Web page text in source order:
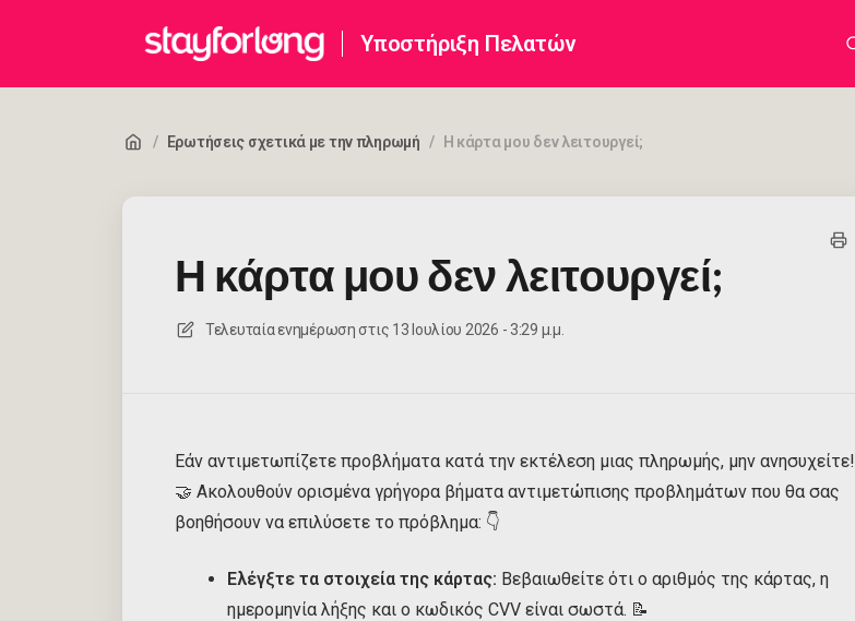
Υποστήριξη Πελατών
/ Ερωτήσεις σχετικά με την πληρωμή / Η κάρτα μου δεν λειτουργεί;
Η κάρτα μου δεν λειτουργεί;
Τελευταία ενημέρωση στις 13 Ιουλίου 2026 - 3:29 μ.μ.
Εάν αντιμετωπίζετε προβλήματα κατά την εκτέλεση μιας πληρωμής, μην ανησυχείτε!
🤝 Ακολουθούν ορισμένα γρήγορα βήματα αντιμετώπισης προβλημάτων που θα σας
βοηθήσουν να επιλύσετε το πρόβλημα: 👇
Ελέγξτε τα στοιχεία της κάρτας: Βεβαιωθείτε ότι ο αριθμός της κάρτας, η
ημερομηνία λήξης και ο κωδικός CVV είναι σωστά. 📝